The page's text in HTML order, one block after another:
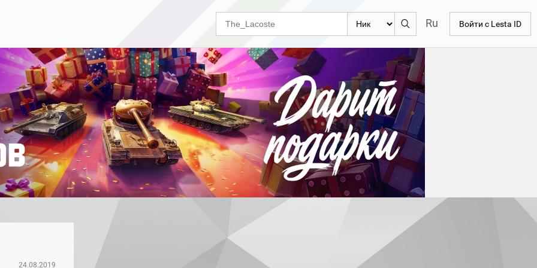
Ru Войти с Lesta ID
24.08.2019